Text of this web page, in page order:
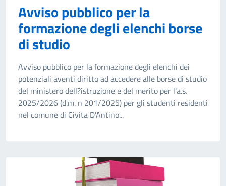
Avviso pubblico per la
formazione degli elenchi borse
di studio
Avviso pubblico per la formazione degli elenchi dei
potenziali aventi diritto ad accedere alle borse di studio
del ministero dell?istruzione e del merito per l'a.s.
2025/2026 (d.m. n 201/2025) per gli studenti residenti
nel comune di Civita D'Antino...